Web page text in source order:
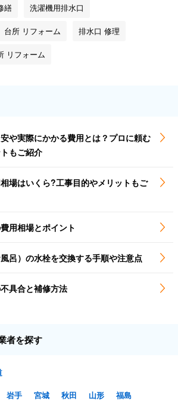
繕 洗濯機用排水口
台所 リフォーム 排水口 修理
リフォーム
や実際にかかる費用とは？プロに頼む
もご紹介
場はいくら?工事目的やメリットもご
用相場とポイント
呂）の水栓を交換する手順や注意点
具合と補修方法
者を探す
岩手 宮城 秋田 山形
福島